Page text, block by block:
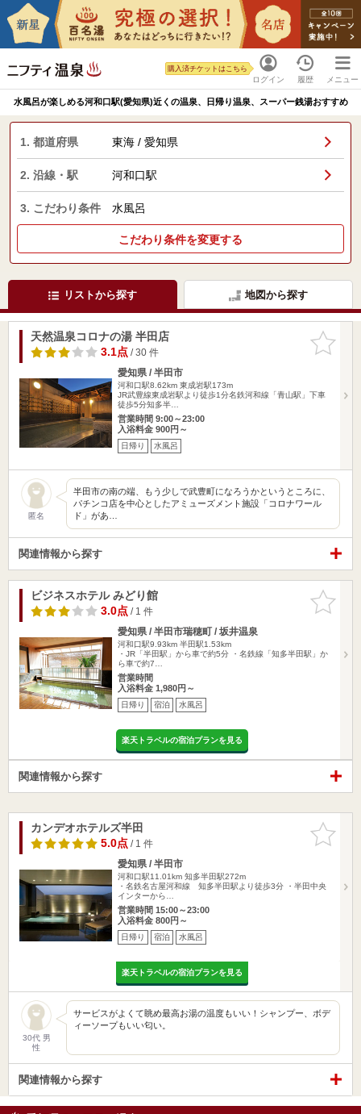
ログイン
購入済チケットはこちら
履歴 メニュー
水風呂が楽しめる河和口駅(愛知県)近くの温泉、日帰り温泉、スーパー銭湯おすすめ
1. 都道府県 東海 / 愛知県
2. 沿線・駅 河和口駅
3. こだわり条件 水風呂
こだわり条件を変更する
リストから探す 地図から探す
お気に入
りに追加
天然温泉コロナの湯 半田店
3.1点/ 30 件
愛知県 / 半田市
河和口駅8.62km 東成岩駅173m
JR武豊線東成岩駅より徒歩1分名鉄河和線「青山駅」下車
徒歩5分知多半…
営業時間 9:00～23:00
入浴料金 900円～
日帰り 水風呂
匿名
半田市の南の端、もう少しで武豊町になろうかというところに、
パチンコ店を中心としたアミューズメント施設「コロナワール
ド」があ…
関連情報から探す
お気に入
りに追加
ビジネスホテル みどり館
3.0点/ 1 件
愛知県 / 半田市瑞穂町 / 坂井温泉
河和口駅9.93km 半田駅1.53km
・JR「半田駅」から車で約5分 ・名鉄線「知多半田駅」か
ら車で約7…
営業時間
入浴料金 1,980円～
日帰り 宿泊 水風呂
楽天トラベルの宿泊プランを見る
関連情報から探す
お気に入
りに追加
カンデオホテルズ半田
5.0点/ 1 件
愛知県 / 半田市
河和口駅11.01km 知多半田駅272m
・名鉄名古屋河和線 知多半田駅より徒歩3分 ・半田中央
インターから…
営業時間 15:00～23:00
入浴料金 800円～
日帰り 宿泊 水風呂
楽天トラベルの宿泊プランを見る
30代 男
性
サービスがよくて眺め最高お湯の温度もいい！シャンプー、ボデ
ィーソープもいい匂い。
関連情報から探す